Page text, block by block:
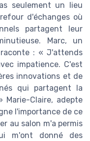
seulement un lieu
d'échanges où
partagent leur
Marc, un
: « J'attends
impatience. C'est
innovations et de
qui partagent la
Marie-Claire, adepte
l'importance de ce
au salon m'a permis
m'ont donné des